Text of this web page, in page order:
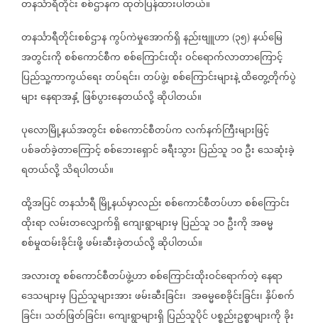
တနင်္သာရီတိုင်းစစ်ဌာနကထုတ်ပြန်ထားပါတယ်။
တနင်္သာရီတိုင်းစစ်ဌာနကွပ်ကဲမှုအောက်ရှိနည်းဗျူဟာ (၃၅) နယ်မြေ
အတွင်းကိုစစ်ကောင်စီကစစ်ကြောင်းထိုးဝင်ရောက်လာတာကြောင့်
ပြည်သူ့ကာကွယ်ရေးတပ်ရင်း၊တပ်ဖွဲ့၊စစ်ကြောင်းများနဲ့ထိတွေ့တိုက်ပွဲ
များနေရာအနှံ့ဖြစ်ပွားနေတယ်လို့ဆိုပါတယ်။
ပုလောမြို့နယ်အတွင်းစစ်ကောင်စီတပ်ကလက်နက်ကြီးများဖြင့်
ပစ်ခတ်ခဲ့တာကြောင့်စစ်ဘေးရှောင်ခရီးသွား ပြည်သူ ၁၀ဦးသေဆုံးခဲ့
ရတယ်လို့သိရပါတယ်။
ထို့အပြင်တနင်္သာရီ မြို့နယ်မှာလည်းစစ်ကောင်စီတပ်ဟာစစ်ကြောင်း
ထိုးရာလမ်းတလျှောက်ရှိကျေးရွာများမှ ပြည်သူ ၁၀ဦးကိုအဓမ္မ
စစ်မှုထမ်းခိုင်းဖို့ဖမ်းဆီးခဲ့တယ်လို့ဆိုပါတယ်။
အလားတူစစ်ကောင်စီတပ်ဖွဲ့ဟာစစ်ကြောင်းထိုးဝင်ရောက်တဲ့နေရာ
ဒေသများမှ ပြည်သူများအားဖမ်းဆီးခြင်း၊ အဓမ္မစေခိုင်းခြင်း၊နှိပ်စက်
ခြင်း၊ သတ်ဖြတ်ခြင်း၊ကျေးရွာများရှိ ပြည်သူပိုင်ပစ္စည်းဥစ္စာများကိုခိုး